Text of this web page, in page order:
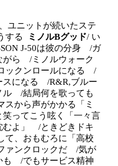
ニットが続いたステ
する
ミノルBグッド/ い
J-50は彼の分身 /ガ
がら /ミノルウォーク
ックンロールになる /
スになる /R&R,ブルー
ル /結局何を歌っても
から声がかかる「ミ
ってこう呟く「一々言
むよ」 /ときどきドキ
、おもむろに「高校
ァンクロックだ /気が
も /でもサービス精神